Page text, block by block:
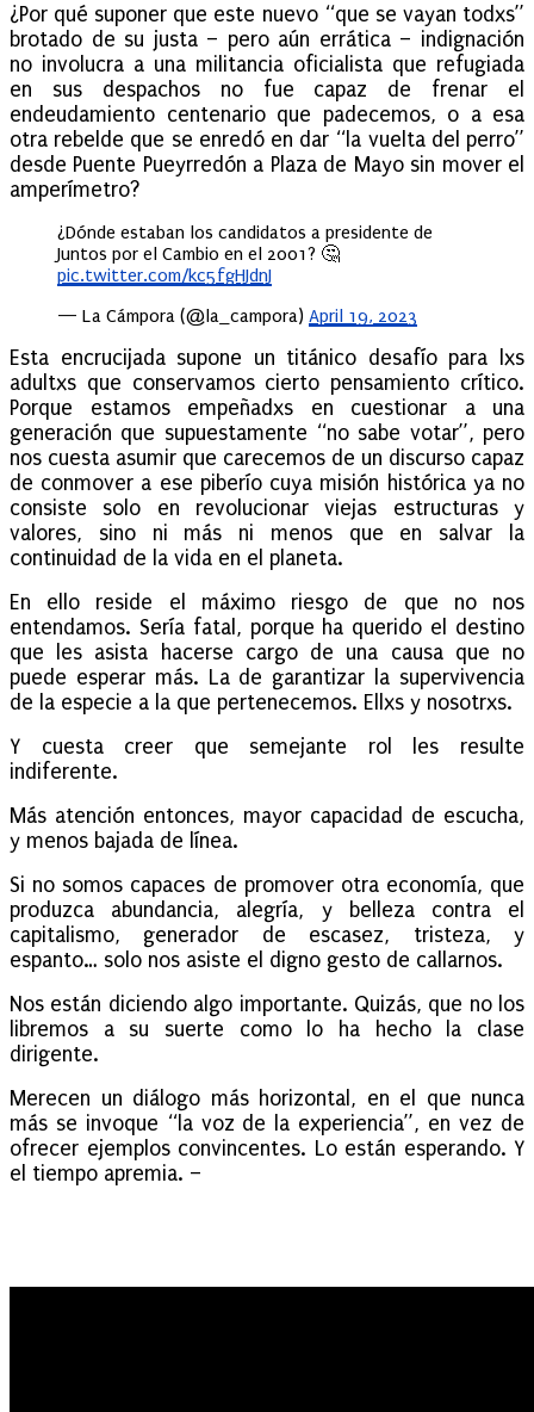
¿Por qué suponer que este nuevo “que se vayan todxs”
brotado de su justa – pero aún errática – indignación
no involucra a una militancia oficialista que refugiada
en sus despachos no fue capaz de frenar el
endeudamiento centenario que padecemos, o a esa
otra rebelde que se enredó en dar “la vuelta del perro”
desde Puente Pueyrredón a Plaza de Mayo sin mover el
amperímetro?
¿Dónde estaban los candidatos a presidente de
Juntos por el Cambio en el 2001? 🤔
pic.twitter.com/kc5fgHJdnJ
— La Cámpora (@la_campora) April 19, 2023
Esta encrucijada supone un titánico desafío para lxs
adultxs que conservamos cierto pensamiento crítico.
Porque estamos empeñadxs en cuestionar a una
generación que supuestamente “no sabe votar”, pero
nos cuesta asumir que carecemos de un discurso capaz
de conmover a ese piberío cuya misión histórica ya no
consiste solo en revolucionar viejas estructuras y
valores, sino ni más ni menos que en salvar la
continuidad de la vida en el planeta.
En ello reside el máximo riesgo de que no nos
entendamos. Sería fatal, porque ha querido el destino
que les asista hacerse cargo de una causa que no
puede esperar más. La de garantizar la supervivencia
de la especie a la que pertenecemos. Ellxs y nosotrxs.
Y cuesta creer que semejante rol les resulte
indiferente.
Más atención entonces, mayor capacidad de escucha,
y menos bajada de línea.
Si no somos capaces de promover otra economía, que
produzca abundancia, alegría, y belleza contra el
capitalismo, generador de escasez, tristeza, y
espanto… solo nos asiste el digno gesto de callarnos.
Nos están diciendo algo importante. Quizás, que no los
libremos a su suerte como lo ha hecho la clase
dirigente.
Merecen un diálogo más horizontal, en el que nunca
más se invoque “la voz de la experiencia”, en vez de
ofrecer ejemplos convincentes. Lo están esperando. Y
el tiempo apremia. –